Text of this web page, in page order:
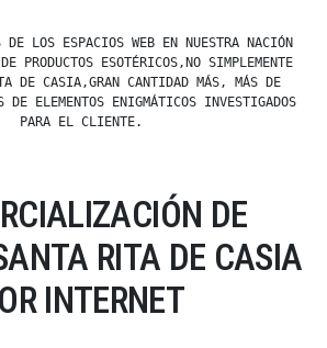
DE LOS ESPACIOS WEB EN NUESTRA NACIÓN
PRODUCTOS ESOTÉRICOS,NO SIMPLEMENTE
DE CASIA,GRAN CANTIDAD MÁS, MÁS DE
DE ELEMENTOS ENIGMÁTICOS INVESTIGADOS
PARA EL CLIENTE.
DE
RITA DE CASIA
INTERNET